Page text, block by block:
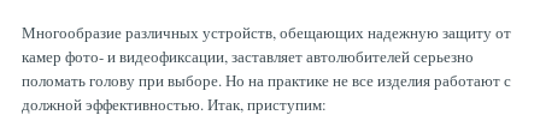
Многообразие различных устройств, обещающих надежную защиту от
камер фото- и видеофиксации, заставляет автолюбителей серьезно
поломать голову при выборе. Но на практике не все изделия работают с
должной эффективностью. Итак, приступим: